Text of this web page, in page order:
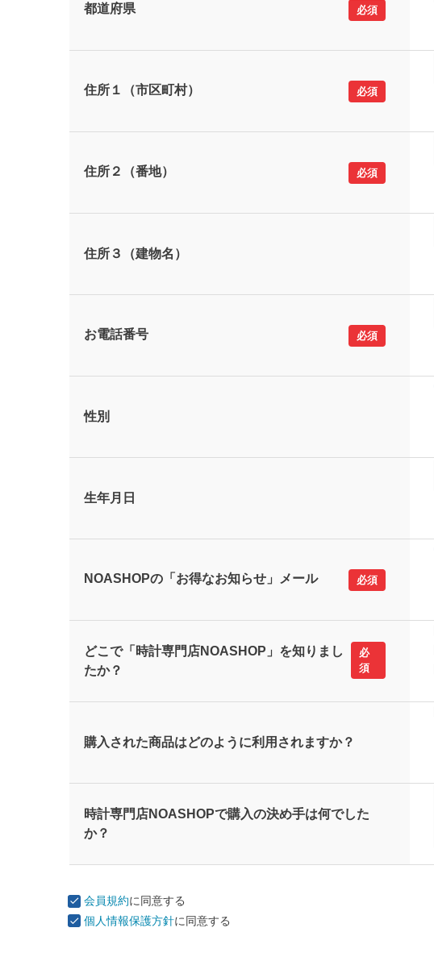
都道府県 必須
住所１（市区町村） 必須
住所２（番地） 必須
住所３（建物名）
お電話番号 必須
性別
生年月日
NOASHOPの「お得なお知らせ」メール 必須
どこで「時計専門店NOASHOP」を知りまし
たか？
必
須
購入された商品はどのように利用されますか？
時計専門店NOASHOPで購入の決め手は何でした
か？
会員規約に同意する
個人情報保護方針に同意する